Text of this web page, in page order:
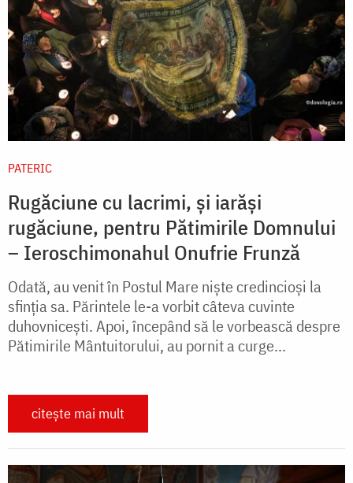
PATERIC
Rugăciune cu lacrimi, și iarăși
rugăciune, pentru Pătimirile Domnului
– Ieroschimonahul Onufrie Frunză
Odată, au venit în Postul Mare nişte credincioşi la
sfinţia sa. Părintele le-a vorbit câteva cuvinte
duhovniceşti. Apoi, începând să le vorbească despre
Pătimirile Mântuitorului, au pornit a curge...
citește mai mult